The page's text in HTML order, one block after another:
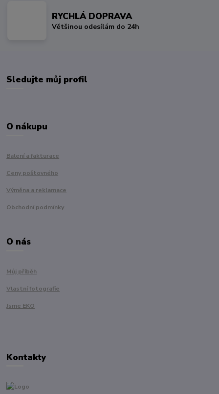
RYCHLÁ DOPRAVA
Většinou odesílám do 24h
Sledujte můj profil
O nákupu
Balení a fakturace
Ceny poštovného
Výměna a reklamace
Obchodní podmínky
O nás
Můj příběh
Vlastní fotografie
Jsme EKO
Kontakty